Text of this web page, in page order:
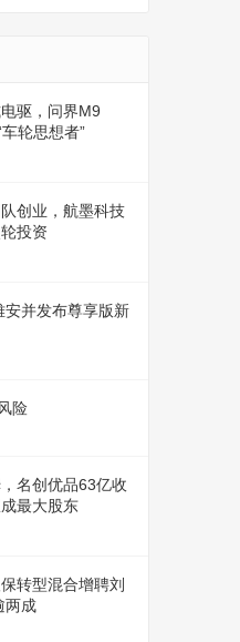
驱，问界M9
轮思想者”
创业，航墨科技
投资
并发布尊享版新
险
名创优品63亿收
最大股东
转型混合增聘刘
两成